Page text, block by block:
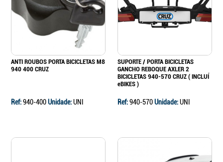
ANTI ROUBOS PORTA BICICLETAS M8
940 400 CRUZ
Ref:940-400Unidade:UNI
SUPORTE / PORTA BICICLETAS
GANCHO REBOQUE AXLER 2
BICICLETAS 940-570 CRUZ ( INCLUÍ
eBIKES )
Ref:940-570Unidade:UNI